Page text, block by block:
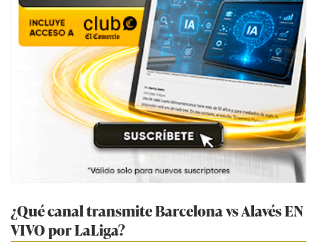
¿Qué canal transmite Barcelona vs Alavés EN
VIVO por LaLiga?